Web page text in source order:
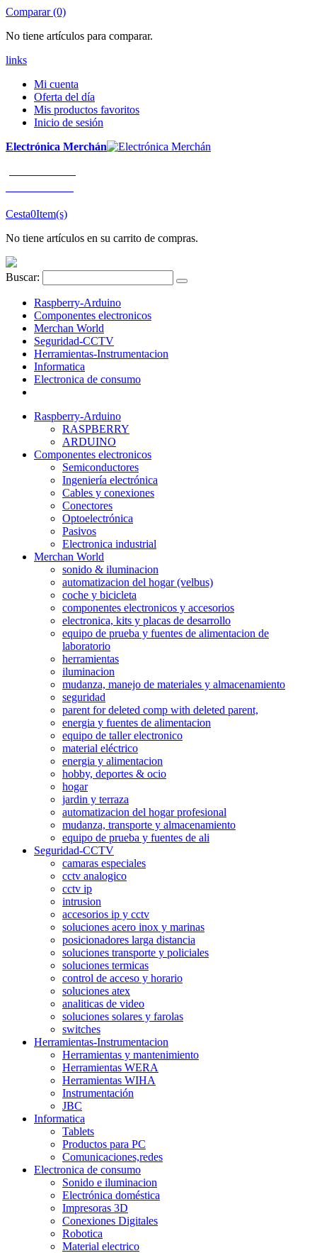
Comparar (0)
No tiene artículos para comparar.
links
Mi cuenta
Oferta del día
Mis productos favoritos
Inicio de sesión
Electrónica Merchán
Cesta0Item(s)
No tiene artículos en su carrito de compras.
Buscar:
Raspberry-Arduino
Componentes electronicos
Merchan World
Seguridad-CCTV
Herramientas-Instrumentacion
Informatica
Electronica de consumo
Raspberry-Arduino
RASPBERRY
ARDUINO
Componentes electronicos
Semiconductores
Ingeniería electrónica
Cables y conexiones
Conectores
Optoelectrónica
Pasivos
Electronica industrial
Merchan World
sonido & iluminacion
automatizacion del hogar (velbus)
coche y bicicleta
componentes electronicos y accesorios
electronica, kits y placas de desarrollo
equipo de prueba y fuentes de alimentacion de
laboratorio
herramientas
iluminacion
mudanza, manejo de materiales y almacenamiento
seguridad
parent for deleted comp with deleted parent,
energia y fuentes de alimentacion
equipo de taller electronico
material eléctrico
energia y alimentacion
hobby, deportes & ocio
hogar
jardin y terraza
automatizacion del hogar profesional
mudanza, transporte y almacenamiento
equipo de prueba y fuentes de ali
Seguridad-CCTV
camaras especiales
cctv analogico
cctv ip
intrusion
accesorios ip y cctv
soluciones acero inox y marinas
posicionadores larga distancia
soluciones transporte y policiales
soluciones termicas
control de acceso y horario
soluciones atex
analiticas de video
soluciones solares y farolas
switches
Herramientas-Instrumentacion
Herramientas y mantenimiento
Herramientas WERA
Herramientas WIHA
Instrumentación
JBC
Informatica
Tablets
Productos para PC
Comunicaciones,redes
Electronica de consumo
Sonido e iluminacion
Electrónica doméstica
Impresoras 3D
Conexiones Digitales
Robotica
Material electrico